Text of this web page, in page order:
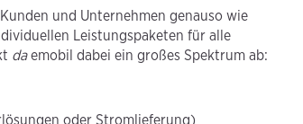
und Unternehmen genauso wie
Leistungspaketen für alle
daemobil dabei ein großes Spektrum ab:
oder Stromlieferung)